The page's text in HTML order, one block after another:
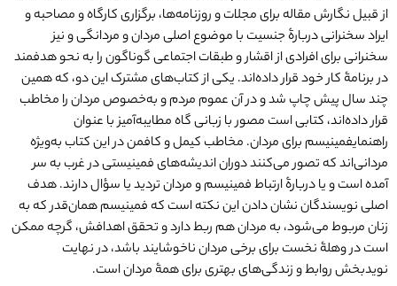
از قبیل نگارش مقاله برای مجلات و روزنامه‌ها، برگزاری کارگاه و مصاحبه و
ایراد سخنرانی دربارۀ جنسیت با موضوع اصلی مردان و مردانگی و نیز
سخنرانی برای افرادی از اقشار و طبقات اجتماعی گوناگون را به نحو هدفمند
در برنامۀ کار خود قرار داده‌اند. یکی از کتاب‌های مشترک این دو، که همین
چند سال پیش چاپ شد و در آن عموم مردم و به‌خصوص مردان را مخاطب
قرار داده‌اند، کتابی است مصور با زبانی گاه مطایبه‌آمیز با عنوان
راهنمایفمینیسم برای مردان. مخاطب کیمل و کافمن در این کتاب به‌ویژه
مردانی‌اند که تصور می‌کنند دوران اندیشه‌های فمینیستی در غرب به سر
آمده است و یا دربارۀ ارتباط فمینیسم و مردان تردید یا سؤال دارند. هدف
اصلی نویسندگان نشان دادن این نکته است که فمینیسم همان‌قدر که به
زنان مربوط می‌شود، به مردان هم ربط دارد و تحقق اهدافش، گرچه ممکن
است در وهلۀ نخست برای برخی مردان ناخوشایند باشد، در نهایت
نویدبخش روابط و زندگی‌های بهتری برای همۀ مردان است.